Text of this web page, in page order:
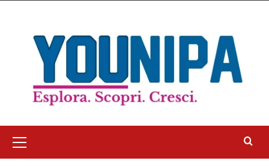
contenuto
principale